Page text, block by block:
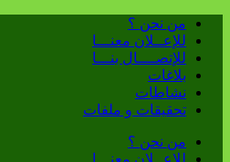
من نحن ؟
للإعــلان معنـــا
للإتصــــال بنـــا
بلاغات
نشاطات
تحقيقات و ملفات
من نحن ؟
للإعــلان معنـــا